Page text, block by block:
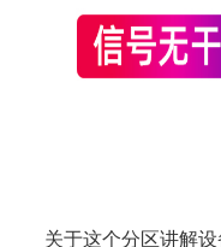
关于这个分区讲解